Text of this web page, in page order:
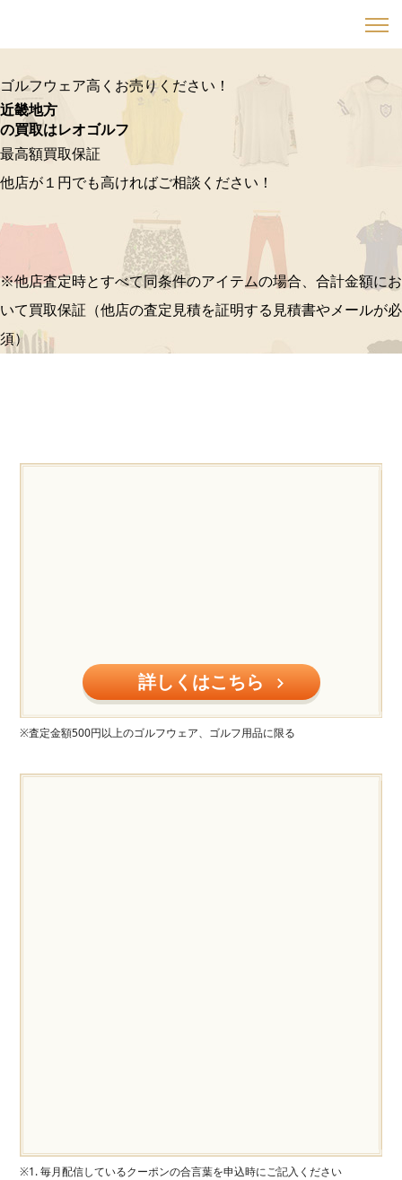
ゴルフウェア高くお売りください！
近畿地方
の買取はレオゴルフ
最高額買取保証
他店が１円でも高ければご相談ください！
※他店査定時とすべて同条件のアイテムの場合、合計金額にお
いて買取保証（他店の査定見積を証明する見積書やメールが必
須）
詳しくはこちら
※査定金額500円以上のゴルフウェア、ゴルフ用品に限る
※1. 毎月配信しているクーポンの合言葉を申込時にご記入ください